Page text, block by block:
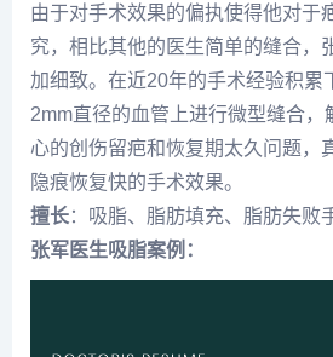
由于对手术效果的偏执使得他对于
究，相比其他的医生简单的缝合，
加细致。在近20年的手术经验积累
2mm直径的血管上进行微型缝合，
心的创伤留疤和恢复期太久问题，
隐痕恢复快的手术效果。
擅长：吸脂、脂肪填充、脂肪失败
张军医生吸脂案例：